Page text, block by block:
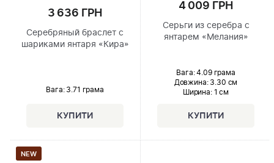
3 636 ГРН
Серебряный браслет с
шариками янтаря «Кира»
Вага: 3.71 грама
4 009 ГРН
Серьги из серебра с
янтарем «Мелания»
Вага: 4.09 грама
Довжина:3.30 см
Ширина: 1 см
NEW